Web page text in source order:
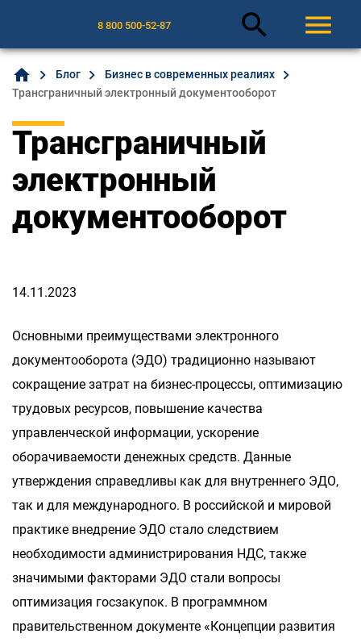
8 800 500-52-87 search menu
home Блог
Бизнес в современных реалиях
Трансграничный электронный документооборот
Трансграничный
электронный
документооборот
14.11.2023
Основными преимуществами электронного
документооборота (ЭДО) традиционно называют
сокращение затрат на бизнес-процессы, оптимизацию
трудовых ресурсов, повышение качества
управленческой информации, ускорение
оборачиваемости денежных средств. Данные
утверждения справедливы как для внутреннего ЭДО,
так и для международного. В российской и мировой
практике внедрение ЭДО стало следствием
необходимости администрирования НДС, также
значимыми факторами ЭДО стали вопросы
оптимизация госзакупок. В программном
правительственном документе «Концепции развития